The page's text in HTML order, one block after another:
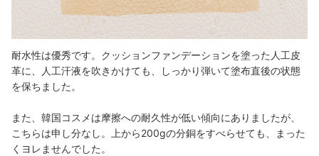
耐水性は優秀です。クッションファンデーションを塗った人工皮
革に、人工汗液を吹きかけても、しっかり弾いて塗布直後の状態
を保ちました。
また、韓国コスメは摩擦への耐久性が低い傾向にありましたが、
こちらは申し分なし。上から200gの分銅をすべらせても、まった
くヨレませんでした。